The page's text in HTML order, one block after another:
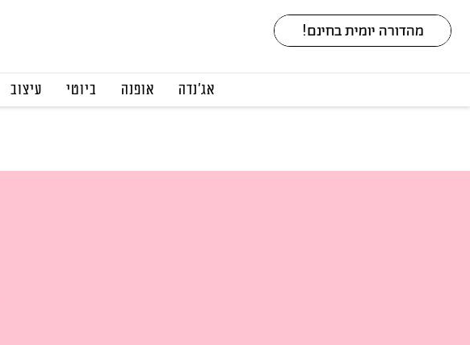
אג׳נדה אופנה ביוטי עיצוב